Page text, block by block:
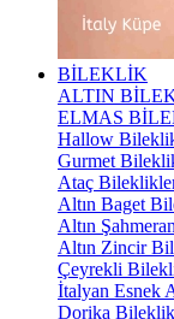
BİLEKLİK
ALTIN
ELMAS
Hallow
Gurmet
Ataç
Altın Baget
Altın
Altın Zincir
Çeyrekli
İtalyan Esnek
Dorika